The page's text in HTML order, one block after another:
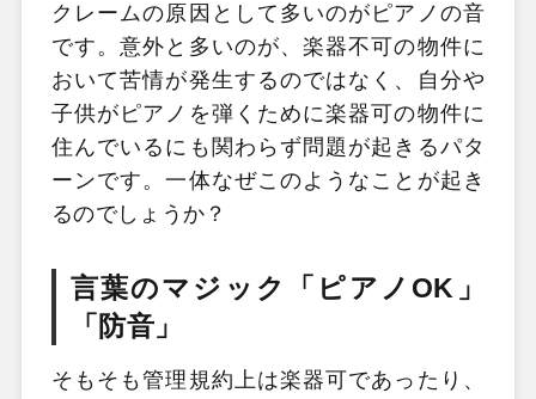
クレームの原因として多いのがピアノの音
です。意外と多いのが、楽器不可の物件に
おいて苦情が発生するのではなく、自分や
子供がピアノを弾くために楽器可の物件に
住んでいるにも関わらず問題が起きるパタ
ーンです。一体なぜこのようなことが起き
るのでしょうか？
言葉のマジック「ピアノOK」
「防音」
そもそも管理規約上は楽器可であったり、